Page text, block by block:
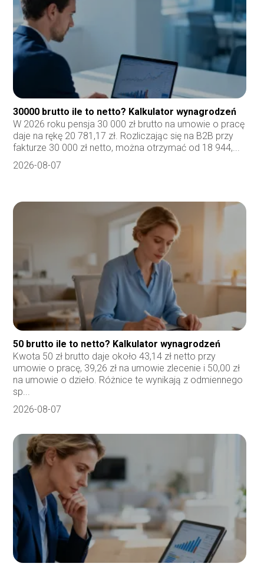
30000 brutto ile to netto? Kalkulator wynagrodzeń
W 2026 roku pensja 30 000 zł brutto na umowie o pracę
daje na rękę 20 781,17 zł. Rozliczając się na B2B przy
fakturze 30 000 zł netto, można otrzymać od 18 944,...
2026-08-07
50 brutto ile to netto? Kalkulator wynagrodzeń
Kwota 50 zł brutto daje około 43,14 zł netto przy
umowie o pracę, 39,26 zł na umowie zlecenie i 50,00 zł
na umowie o dzieło. Różnice te wynikają z odmiennego
sp...
2026-08-07